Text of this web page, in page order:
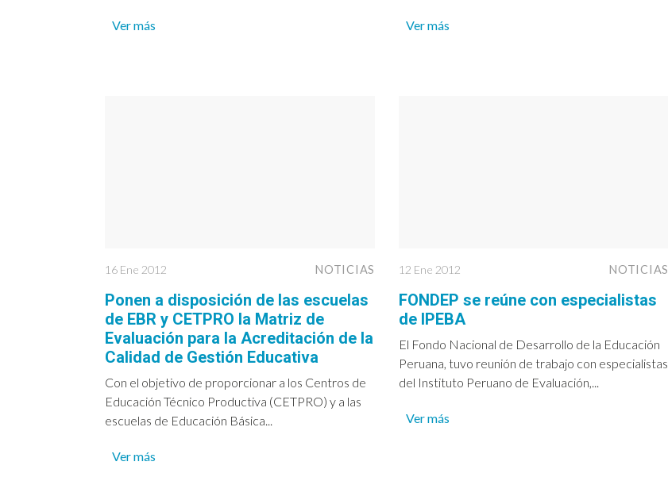
Ver más Ver más
16 Ene 2012 NOTICIAS
Ponen a disposición de las escuelas
de EBR y CETPRO la Matriz de
Evaluación para la Acreditación de la
Calidad de Gestión Educativa
Con el objetivo de proporcionar a los Centros de
Educación Técnico Productiva (CETPRO) y a las
escuelas de Educación Básica...
Ver más
12 Ene 2012 NOTICIAS
FONDEP se reúne con especialistas
de IPEBA
El Fondo Nacional de Desarrollo de la Educación
Peruana, tuvo reunión de trabajo con especialistas
del Instituto Peruano de Evaluación,...
Ver más